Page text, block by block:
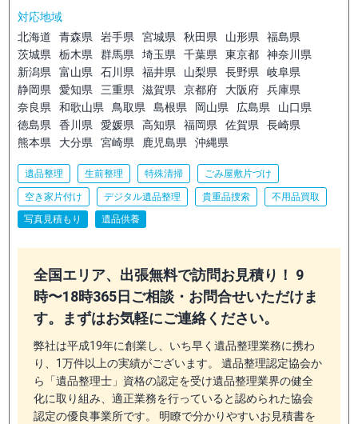
対応地域
北海道
青森県 岩手県 宮城県 秋田県 山形県
福島県
茨城県
栃木県 群馬県 埼玉県 千葉県 東京都
神奈川県
新潟県
富山県 石川県 福井県 山梨県 長野県
岐阜県
静岡県
愛知県 三重県 滋賀県 京都府 大阪府
兵庫県
奈良県
和歌山県 鳥取県 島根県 岡山県 広島県
山口県
徳島県
香川県 愛媛県 高知県 福岡県 佐賀県
長崎県
熊本県
大分県 宮崎県 鹿児島県 沖縄県
遺品整理 生前整理 特殊清掃 ごみ屋敷片づけ
空き家片付け デジタル遺品整理 貴重品捜索
不用品買取
写真見積もり
遺品供養
全国エリア、出張無料で訪問お見積り！ 9
時〜18時365日ご相談・お問合せいただけま
す。まずはお気軽にご連絡ください。
弊社は平成19年に創業し、いち早く遺品整理業務に携わ
り、1万件以上の実績がございます。 遺品整理認定協会か
ら「遺品整理士」資格の認定を受け遺品整理業界の健全
化に取り組み、適正業務を行っていると認められた協会
認定の優良事業所です。 明瞭で分かりやすいお見積書を